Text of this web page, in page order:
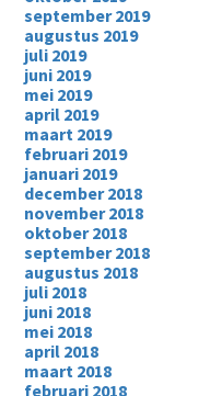
september 2019
augustus 2019
juli 2019
juni 2019
mei 2019
april 2019
maart 2019
februari 2019
januari 2019
december 2018
november 2018
oktober 2018
september 2018
augustus 2018
juli 2018
juni 2018
mei 2018
april 2018
maart 2018
februari 2018